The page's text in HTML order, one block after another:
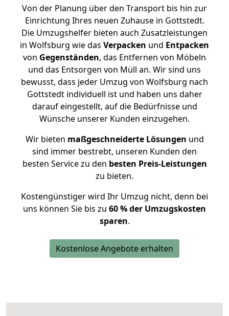
Von der Planung über den Transport bis hin zur
Einrichtung Ihres neuen Zuhause in Gottstedt.
Die Umzugshelfer bieten auch Zusatzleistungen
in Wolfsburg wie das Verpacken und Entpacken
von Gegenständen, das Entfernen von Möbeln
und das Entsorgen von Müll an. Wir sind uns
bewusst, dass jeder Umzug von Wolfsburg nach
Gottstedt individuell ist und haben uns daher
darauf eingestellt, auf die Bedürfnisse und
Wünsche unserer Kunden einzugehen.
Wir bieten maßgeschneiderte Lösungen und
sind immer bestrebt, unseren Kunden den
besten Service zu den besten Preis-Leistungen
zu bieten.
Kostengünstiger wird Ihr Umzug nicht, denn bei
uns können Sie bis zu 60 % der Umzugskosten
sparen.
Kostenlose Angebote erhalten